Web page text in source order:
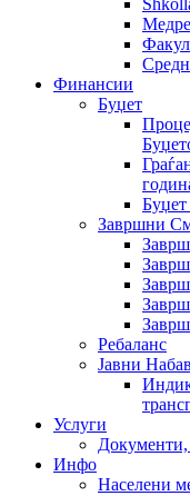
Финансии
Буџет
Буџет
Завршни
Ребаланс
Јавни
Услуги
Документи,
Инфо
Населени